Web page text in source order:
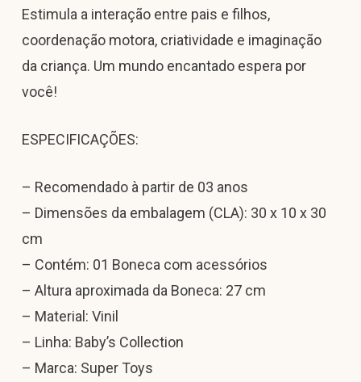
Estimula a interação entre pais e filhos,
coordenação motora, criatividade e imaginação
da criança. Um mundo encantado espera por
você!
ESPECIFICAÇÕES:
– Recomendado à partir de 03 anos
– Dimensões da embalagem (CLA): 30 x 10 x 30
cm
– Contém: 01 Boneca com acessórios
– Altura aproximada da Boneca: 27 cm
– Material: Vinil
– Linha: Baby’s Collection
– Marca: Super Toys